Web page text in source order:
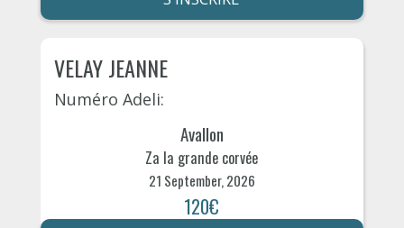
VELAY JEANNE
Numéro Adeli:
Avallon
Za la grande corvée
21 September, 2026
120€